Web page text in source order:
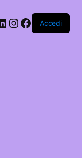
Instagram
Facebook
Accedi